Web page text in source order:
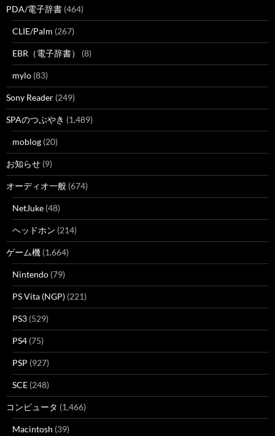
PDA/電子辞書 (464)
CLIE/Palm (267)
EBR（電子辞書） (8)
mylo (83)
Sony Reader (249)
SPAのつぶやき (1,489)
moblog (20)
お知らせ (9)
オーディオ一般 (674)
NetJuke (48)
ヘッドホン (214)
ゲーム機 (1,664)
Nintendo (79)
PS Vita (NGP) (221)
PS3 (529)
PS4 (75)
PSP (927)
SCE (248)
コンピュータ (1,466)
Macintosh (39)